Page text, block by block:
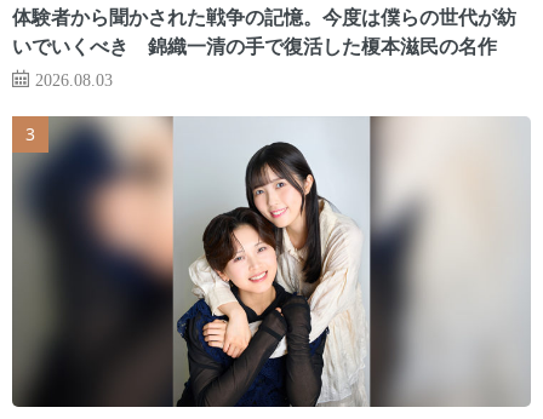
体験者から聞かされた戦争の記憶。今度は僕らの世代が紡
いでいくべき 錦織一清の手で復活した榎本滋民の名作
2026.08.03